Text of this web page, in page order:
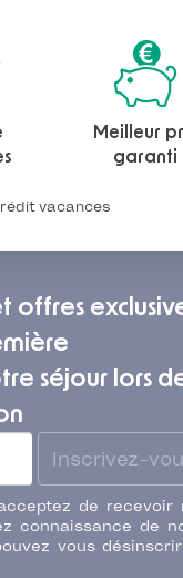
Meilleur
garanti
vacances
offres
séjour lors
Inscrivez-
de recevoir
connaissance de
vous